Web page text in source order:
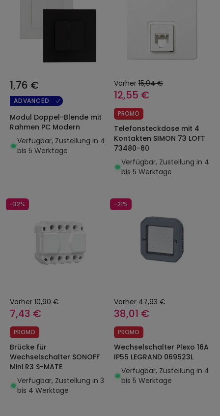
1,76 €
ADVANCED
Modul Doppel-Blende mit
Rahmen PC Modern
Verfügbar, Zustellung in 4
bis 5 Werktage
Vorher 15,94 €
12,55 €
PROMO
Telefonsteckdose mit 4
Kontakten SIMON 73 LOFT
73480-60
Verfügbar, Zustellung in 4
bis 5 Werktage
-32%
Vorher 10,90 €
7,43 €
PROMO
Brücke für
Wechselschalter SONOFF
Mini R3 S-MATE
Verfügbar, Zustellung in 3
bis 4 Werktage
-21%
Vorher 47,93 €
38,01 €
PROMO
Wechselschalter Plexo 16A
IP55 LEGRAND 069523L
Verfügbar, Zustellung in 4
bis 5 Werktage